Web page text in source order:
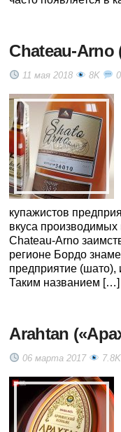
Chateau-
11 мая 2018 8K 0
купажистов
вкуса
Chateau-Arno
регионе Бордо
предприятие (шато),
Таким названием […]
Arahtan
06 марта 2017 7.8K